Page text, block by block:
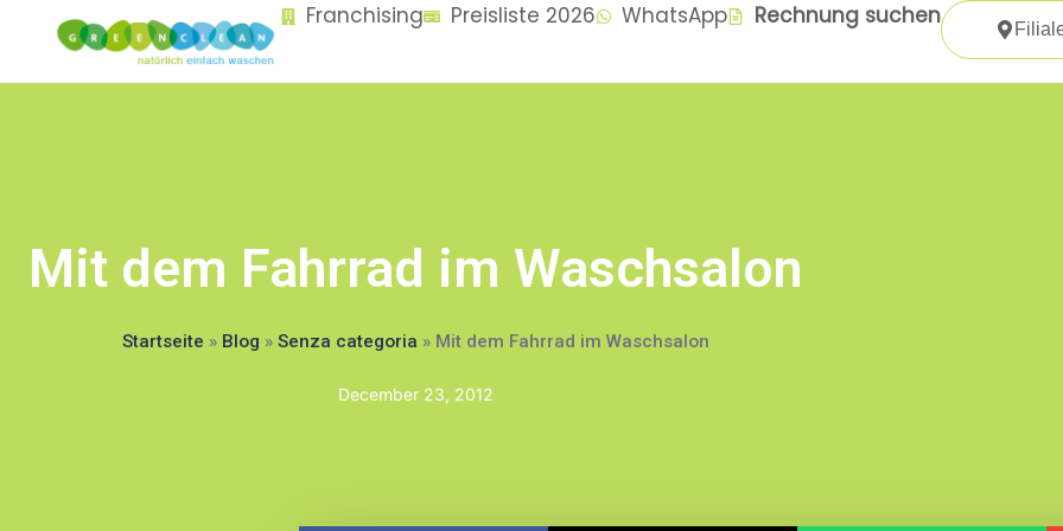
content Franchising Preisliste 2026 WhatsApp Rechnung suchen
Mit dem Fahrrad im Waschsalon
Startseite » Blog » Senza categoria » Mit dem Fahrrad im Waschsalon
December 23, 2012